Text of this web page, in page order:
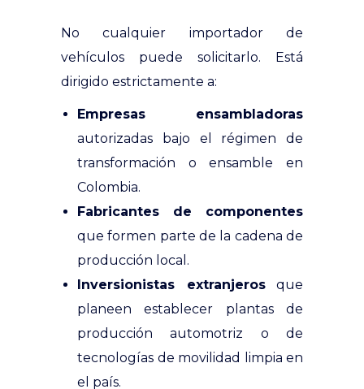
No cualquier importador de
vehículos puede solicitarlo. Está
dirigido estrictamente a:
Empresas ensambladoras
autorizadas bajo el régimen de
transformación o ensamble en
Colombia.
Fabricantes de componentes
que formen parte de la cadena de
producción local.
Inversionistas extranjerosque
planeen establecer plantas de
producción automotriz o de
tecnologías de movilidad limpia en
el país.